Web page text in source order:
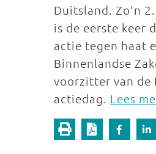
Duitsland. Zo'n
is de eerste keer
actie tegen haat
Binnenlandse
voorzitter van de
actiedag. Lees